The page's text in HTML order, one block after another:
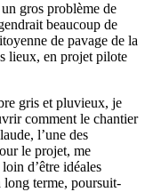
gros problème de
beaucoup de
de pavage de la
lieux, en projet pilote
gris et pluvieux, je
comment le chantier
l’une des
le projet, me
d’être idéales
long terme, poursuit-